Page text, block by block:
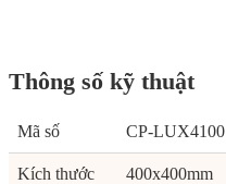
Thông số kỹ thuật
Mã số CP-LUX4100
Kích thước 400x400mm